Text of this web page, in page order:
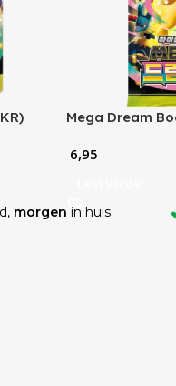
Mega Dream
6,95
morgen in huis